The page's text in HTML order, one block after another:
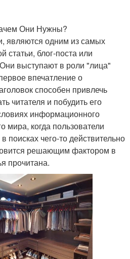
Они Нужны?
являются одним из самых
блог-поста или
выступают в роли "лица"
впечатление о
способен привлечь
читателя и побудить его
информационного
мира, когда пользователи
чего-то действительно
решающим фактором в
прочитана.